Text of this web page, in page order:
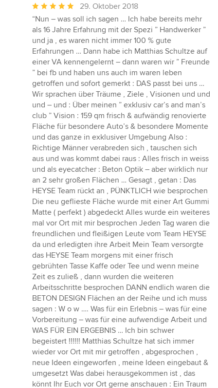
Durchschnittliche
Bewertung:
5
von
5
Sternen
29. Oktober 2018
“Nun – was soll ich sagen … Ich habe bereits mehr
als 16 Jahre Erfahrung mit der Spezi ” Handwerker ”
und ja , es waren nicht immer 100 % gute
Erfahrungen … Dann habe ich Matthias Schultze auf
einer VA kennengelernt – dann waren wir ” Freunde
” bei fb und haben uns auch im waren leben
getroffen und sofort gemerkt : DAS passt bei uns …
Wir sprachen über Träume , Ziele , Visionen und und
und – und : Über meinen ” exklusiv car’s and man’s
club ” Vision : 159 qm frisch & aufwändig renovierte
Fläche für besondere Auto’s & besondere Momente
und das ganze in exklusiver Umgebung Also :
Richtige Männer verabreden sich , tauschen sich
aus und was kommt dabei raus : Alles frisch in weiss
und als eyecatcher : Beton Optik – aber wirklich nur
an 2 sehr großen Flächen … Gesagt , getan : Das
HEYSE Team rückt an , PÜNKTLICH wie besprochen
Die neu geflieste Fläche wurde mit einer Art Gummi
Matte ( perfekt ) abgedeckt Alles wurde ein weiteres
mal vor Ort mit mir besprochen Jeden Tag waren die
freundlichen und fleißigen Leute vom Team HEYSE
da und erledigten ihre Arbeit Mein Team versorgte
das HEYSE Team morgens mit einer frisch
gebrühten Tasse Kaffe oder Tee und wenn meine
Zeit es zuließ , dann wurden die weiteren
Arbeitsschritte besprochen DANN endlich waren die
BETON DESIGN Flächen an der Reihe und ich muss
sagen : W o w …. Was für ein Erlebnis – was für eine
Vorbereitung – was für eine aufwendige Arbeit und
WAS FÜR EIN ERGEBNIS … Ich bin schwer
begeistert !!!!!! Matthias Schultze hat sich immer
wieder vor Ort mit mir getroffen , abgesprochen ,
neue Ideen eingeworfen , meine Ideen eingebaut &
umgesetzt Was dabei herausgekommen ist , das
könnt Ihr Euch vor Ort gerne anschauen : Ein Traum